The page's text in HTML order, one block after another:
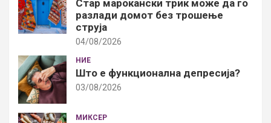
Стар марокански трик може да го
разлади домот без трошење
струја
04/08/2026
НИЕ
Што е функционална депресија?
03/08/2026
МИКСЕР